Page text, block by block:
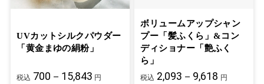
UVカットシルクパウダー
「黄金まゆの絹粉」
税込 700－15,843 円
ボリュームアップシャン
プー「髪ふくら」&コン
ディショナー「艶ふく
ら」
税込 2,093－9,618 円